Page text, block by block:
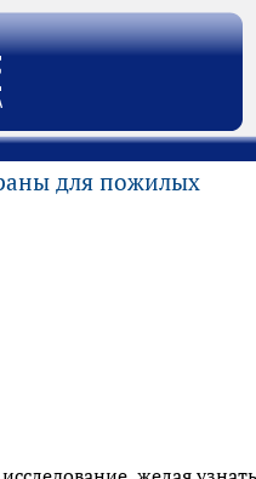
для пожилых